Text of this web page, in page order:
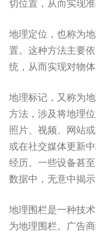
切位置，从而实现准
地理定位，也称为
置。这种方法主要
统，从而实现对物
地理标记，又称为
方法，涉及将地理
照片、视频、网站
或在社交媒体更新
经历。一些设备甚
数据中，无意中揭
地理围栏是一种技
为地理围栏。广告